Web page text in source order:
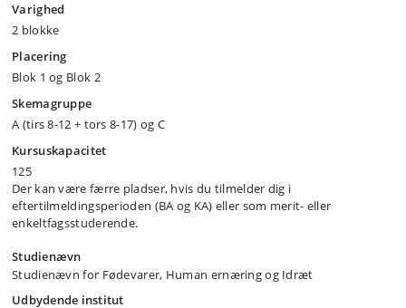
Varighed
2 blokke
Placering
Blok 1 og Blok 2
Skemagruppe
A (tirs 8-12 + tors 8-17) og C
Kursuskapacitet
125
Der kan være færre pladser, hvis du tilmelder dig i
eftertilmeldingsperioden (BA og KA) eller som merit- eller
enkeltfagsstuderende.
Studienævn
Studienævn for Fødevarer, Human ernæring og Idræt
Udbydende institut